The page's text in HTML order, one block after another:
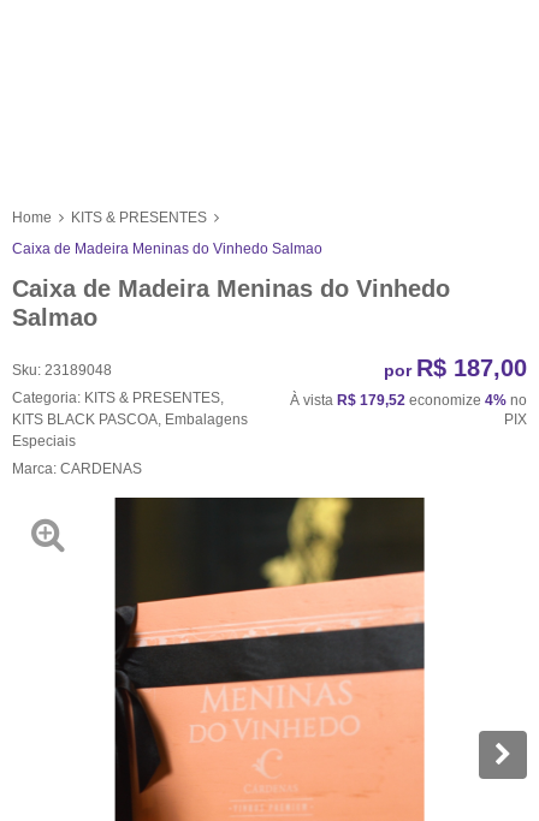
Home
KITS & PRESENTES
Caixa de Madeira Meninas do Vinhedo Salmao
Caixa de Madeira Meninas do Vinhedo
Salmao
Sku: 23189048
Categoria: KITS & PRESENTES
KITS BLACK PASCOA Embalagens
Especiais
Marca: CARDENAS
por R$ 187,00
À vista R$ 179,52 economize 4% no
PIX